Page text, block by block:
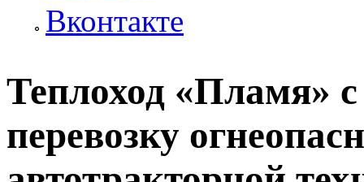
Вконтакте
Теплоход «Пламя»
перевозку